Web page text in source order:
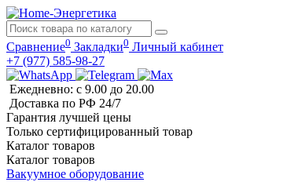
Сравнение0 Закладки0 Личный кабинет
+7 (977) 585-98-27
Ежедневно: с 9.00 до 20.00
Доставка по РФ 24/7
Гарантия лучшей цены
Только сертифицированный товар
Каталог товаров
Каталог товаров
Вакуумное оборудование